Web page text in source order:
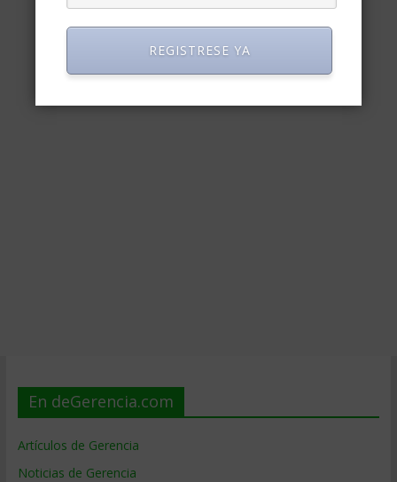
En deGerencia.com
Artículos de Gerencia
Noticias de Gerencia
REGISTRESE YA